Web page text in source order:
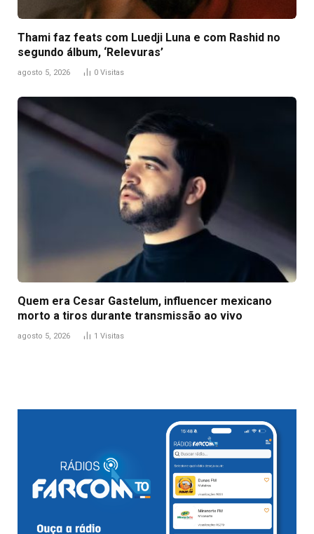
Thami faz feats com Luedji Luna e com Rashid no
segundo álbum, ‘Relevuras’
agosto 5, 2026 0 Visitas
Quem era Cesar Gastelum, influencer mexicano
morto a tiros durante transmissão ao vivo
agosto 5, 2026 1 Visitas